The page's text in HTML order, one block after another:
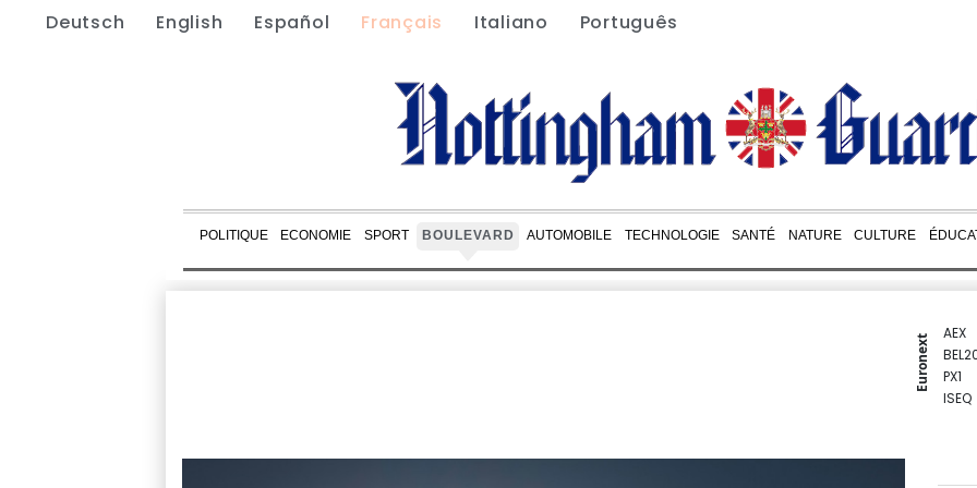
Deutsch English Español Français Italiano Português
POLITIQUE ECONOMIE SPORT BOULEVARD AUTOMOBILE TECHNOLOGIE SANTÉ NATURE CULTURE
Euronext
AEX
PX1
ISEQ